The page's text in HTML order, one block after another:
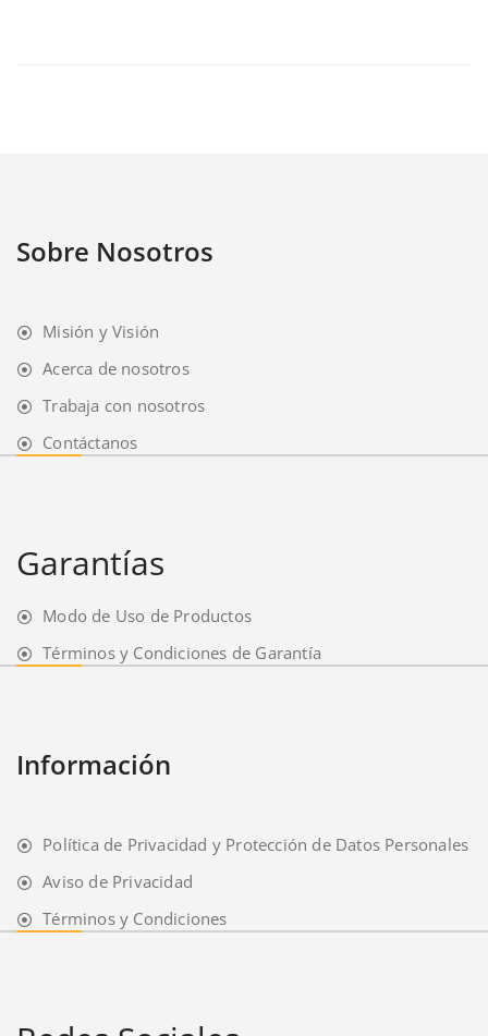
Sobre Nosotros
Misión y Visión
Acerca de nosotros
Trabaja con nosotros
Contáctanos
Garantías
Modo de Uso de Productos
Términos y Condiciones de Garantía
Información
Política de Privacidad y Protección de Datos Personales
Aviso de Privacidad
Términos y Condiciones